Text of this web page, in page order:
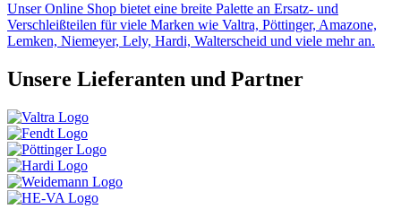
Unser Online Shop bietet eine breite Palette an Ersatz- und
Verschleißteilen für viele Marken wie Valtra, Pöttinger, Amazone,
Lemken, Niemeyer, Lely, Hardi, Walterscheid und viele mehr an.
Unsere Lieferanten und Partner